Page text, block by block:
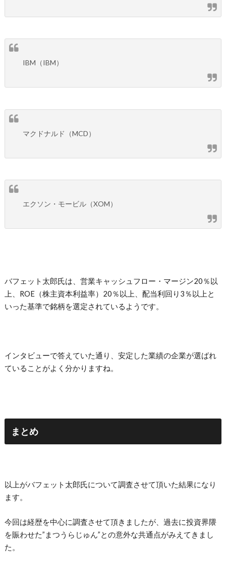
IBM（IBM）
マクドナルド（MCD）
エクソン・モービル（XOM）
バフェット太郎氏は、営業キャッシュフロー・マージン20％以
上、ROE（株主資本利益率）20％以上、配当利回り3％以上と
いった基準で銘柄を選定されているようです。
インタビューで答えていた通り、安定した業績の企業が選ばれ
ていることがよく分かりますね。
まとめ
以上がバフェット太郎氏について調査させて頂いた結果になり
ます。
今回は経歴を中心に調査させて頂きましたが、過去に投資界隈
を賑わせた”まつうらじゅん”との意外な共通点がみえてきまし
た。